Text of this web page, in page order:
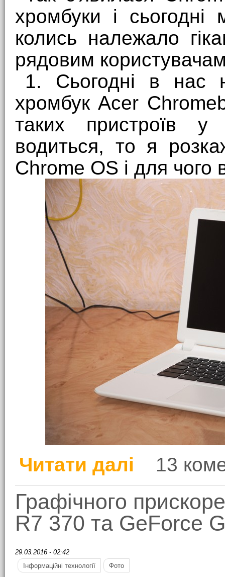
хромбуки і
колись належало
рядовим
1. Сьогодні в нас
хромбук Acer
таких пристроїв
водиться, то я
Chrome OS і для чого
Читати далі про Робін Гугл:
13
Графічного
R7 370 та GeForce
29.03.2016 - 02:42
Інформаційні технології
Фото